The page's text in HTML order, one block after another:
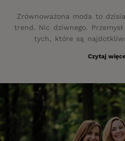
Zrównoważona moda to
trend. Nic dziwnego.
tych, które są
Czytaj